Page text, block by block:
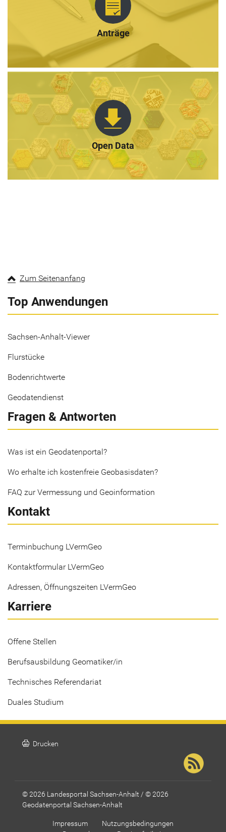
Anträge
Open Data
Zum Seitenanfang
Top Anwendungen
Sachsen-Anhalt-Viewer
Flurstücke
Bodenrichtwerte
Geodatendienst
Fragen & Antworten
Was ist ein Geodatenportal?
Wo erhalte ich kostenfreie Geobasisdaten?
FAQ zur Vermessung und Geoinformation
Kontakt
Terminbuchung LVermGeo
Kontaktformular LVermGeo
Adressen, Öffnungszeiten LVermGeo
Karriere
Offene Stellen
Berufsausbildung Geomatiker/in
Technisches Referendariat
Duales Studium
print Drucken
© 2026 Landesportal Sachsen-Anhalt / © 2026
Geodatenportal Sachsen-Anhalt
Impressum
Nutzungsbedingungen